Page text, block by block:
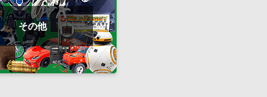
その他